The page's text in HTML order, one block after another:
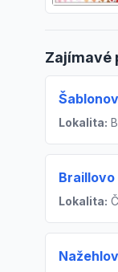
Zajímavé
Lokalita:
Braillovo
Lokalita: